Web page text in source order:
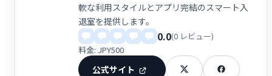
軟な利用スタイルとアプリ完結のスマート入
退室を提供します。
0.0(0 レビュー)
料金: JPY500
公式サイト